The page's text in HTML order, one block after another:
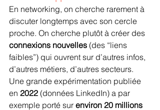
En networking, on cherche rarement à
discuter longtemps avec son cercle
proche. On cherche plutôt à créer des
connexions nouvelles (des “liens
faibles”) qui ouvrent sur d’autres infos,
d’autres métiers, d’autres secteurs.
Une grande expérimentation publiée
en 2022 (données LinkedIn) a par
exemple porté sur environ 20 millions